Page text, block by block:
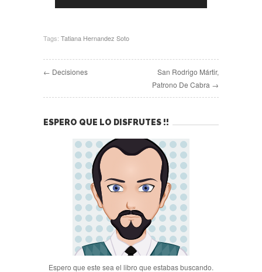
Tags: Tatiana Hernandez Soto
← Decisiones
San Rodrigo Mártir,
Patrono De Cabra →
ESPERO QUE LO DISFRUTES !!
Espero que este sea el libro que estabas buscando.